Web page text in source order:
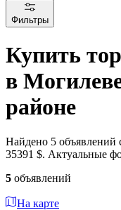
Фильтры
Купить
в
районе
Найдено 5 объявлений
35391 $. Актуальные
5 объявлений
На карте